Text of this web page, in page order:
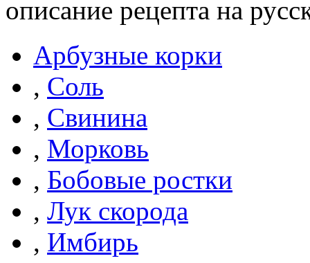
описание рецепта на
Арбузные корки
, Соль
, Свинина
, Морковь
, Бобовые ростки
, Лук скорода
, Имбирь